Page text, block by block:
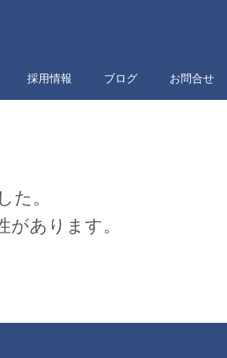
採用情報 ブログ お問合せ
。
あります。